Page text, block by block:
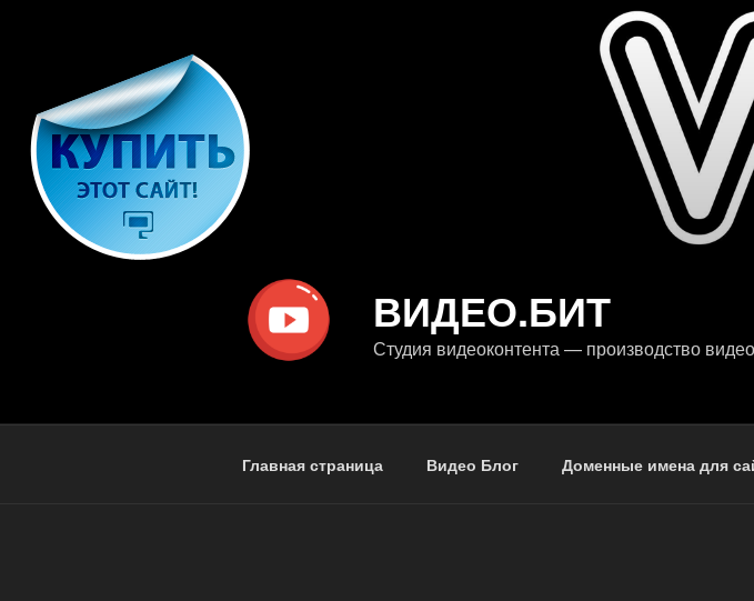
ВИДЕО.БИТ
Студия видеоконтента — производство
Главная страница Видео Блог Доменные имена для